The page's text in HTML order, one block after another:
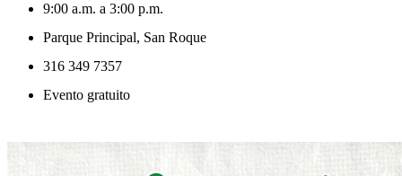
9:00 a.m. a 3:00 p.m.
Parque Principal, San Roque
316 349 7357
Evento gratuito